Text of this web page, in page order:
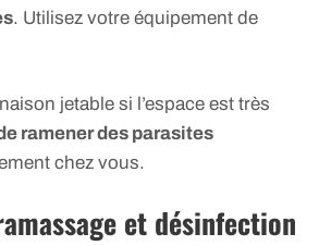
. Utilisez votre équipement de
jetable si l’espace est très
ramener des parasites
chez vous.
et désinfection